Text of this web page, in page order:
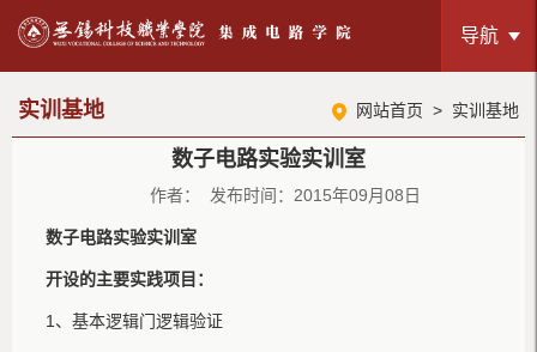
导航
实训基地 网站首页 > 实训基地
数子电路实验实训室
作者： 发布时间：2015年09月08日
数子电路实验实训室
开设的主要实践项目：
1、基本逻辑门逻辑验证